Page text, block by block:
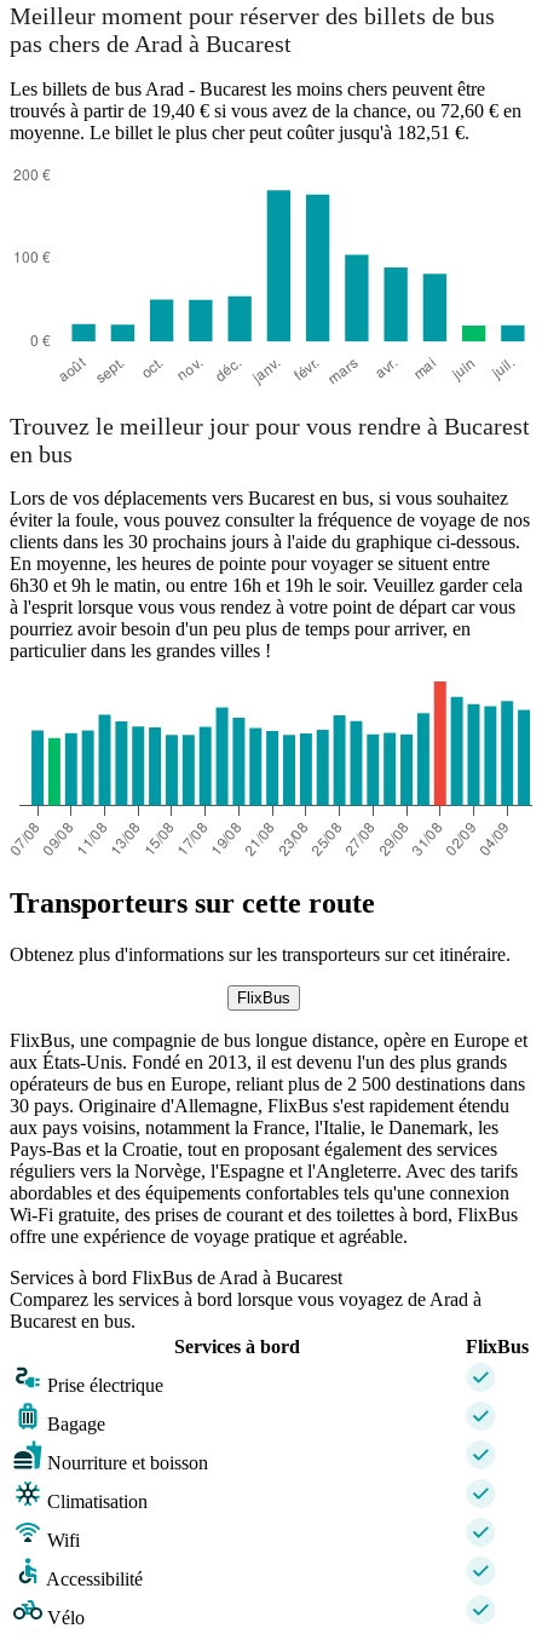
Meilleur moment pour réserver des billets de bus
pas chers de Arad à Bucarest
Les billets de bus Arad - Bucarest les moins chers peuvent être
trouvés à partir de 19,40 € si vous avez de la chance, ou 72,60 € en
moyenne. Le billet le plus cher peut coûter jusqu'à 182,51 €.
Trouvez le meilleur jour pour vous rendre à Bucarest
en bus
Lors de vos déplacements vers Bucarest en bus, si vous souhaitez
éviter la foule, vous pouvez consulter la fréquence de voyage de nos
clients dans les 30 prochains jours à l'aide du graphique ci-dessous.
En moyenne, les heures de pointe pour voyager se situent entre
6h30 et 9h le matin, ou entre 16h et 19h le soir. Veuillez garder cela
à l'esprit lorsque vous vous rendez à votre point de départ car vous
pourriez avoir besoin d'un peu plus de temps pour arriver, en
particulier dans les grandes villes !
Transporteurs sur cette route
Obtenez plus d'informations sur les transporteurs sur cet itinéraire.
FlixBus
FlixBus, une compagnie de bus longue distance, opère en Europe et
aux États-Unis. Fondé en 2013, il est devenu l'un des plus grands
opérateurs de bus en Europe, reliant plus de 2 500 destinations dans
30 pays. Originaire d'Allemagne, FlixBus s'est rapidement étendu
aux pays voisins, notamment la France, l'Italie, le Danemark, les
Pays-Bas et la Croatie, tout en proposant également des services
réguliers vers la Norvège, l'Espagne et l'Angleterre. Avec des tarifs
abordables et des équipements confortables tels qu'une connexion
Wi-Fi gratuite, des prises de courant et des toilettes à bord, FlixBus
offre une expérience de voyage pratique et agréable.
Services à bord FlixBus de Arad à Bucarest
Comparez les services à bord lorsque vous voyagez de Arad à
Bucarest en bus.
Services à bord
FlixBus
Prise électrique
Bagage
Nourriture et boisson
Climatisation
Wifi
Accessibilité
Vélo